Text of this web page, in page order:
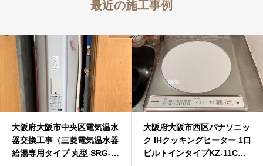
最近の施工事例
大阪府大阪市中央区電気温水
器交換工事（三菱電気温水器
給湯専用タイプ 丸型 SRG-
大阪府大阪市西区パナソニッ
ク IHクッキングヒーター 1口
ビルトインタイプKZ-11Cビ